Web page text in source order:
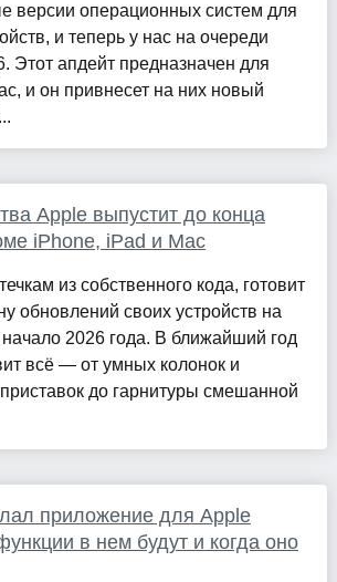
версии операционных систем для
и теперь у нас на очереди
Этот апдейт предназначен для
и он привнесет на них новый
Apple выпустит до конца
iPhone, iPad и Mac
из собственного кода, готовит
обновлений своих устройств на
начало 2026 года. В ближайший год
всё — от умных колонок и
до гарнитуры смешанной
приложение для Apple
в нем будут и когда оно